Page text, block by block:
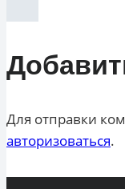
Для отправки
авторизоваться.